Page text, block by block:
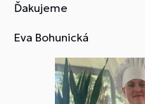
Ďakujeme
Eva Bohunická